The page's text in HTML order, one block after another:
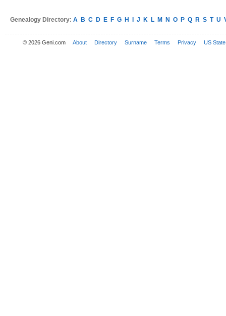
Genealogy Directory: A B C D E F G H J K L M N O P Q R S T U
© 2026 Geni.com About Directory Surname Terms Privacy US